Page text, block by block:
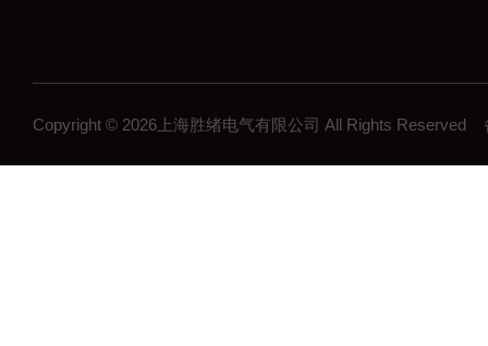
Copyright © 2026上海胜绪电气有限公司 All Rights Reserved